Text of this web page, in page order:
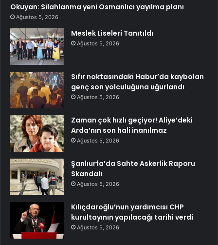
Okuyan: Silahlanma yeni Osmanlıcı yayılma planı
Ağustos 5, 2026
Meslek Liseleri Tanıtıldı
Ağustos 5, 2026
Sıfır noktasındaki Habur’da kaybolan
genç son yolculuğuna uğurlandı
Ağustos 5, 2026
Zaman çok hızlı geçiyor! Aliye’deki
Arda’nın son hali inanılmaz
Ağustos 5, 2026
Şanlıurfa’da Sahte Askerlik Raporu
Skandalı
Ağustos 5, 2026
Kılıçdaroğlu’nun yardımcısı CHP
kurultayının yapılacağı tarihi verdi
Ağustos 5, 2026